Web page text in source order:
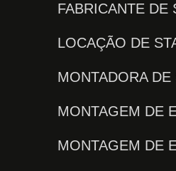
FABRICANTE
LOCAÇÃO DE
MONTADORA
MONTAGEM
MONTAGEM